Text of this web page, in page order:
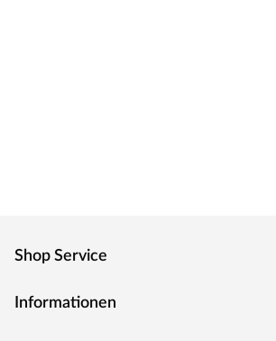
Shop Service
Informationen